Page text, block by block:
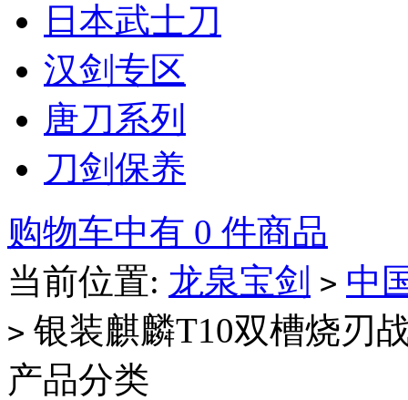
日本武士刀
汉剑专区
唐刀系列
刀剑保养
购物车中有 0 件商品
当前位置: 龙泉宝剑 > 中
> 银装麒麟T10双槽烧刃
产品分类